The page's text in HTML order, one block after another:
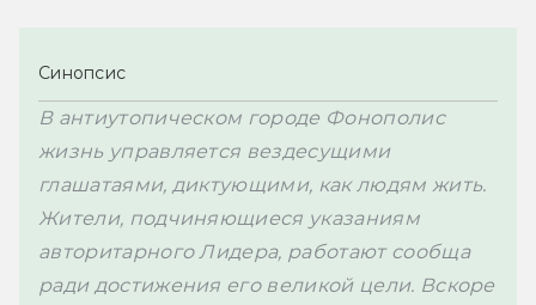
Синопсис
В антиутопическом городе Фонополис
жизнь управляется вездесущими
глашатаями, диктующими, как людям жить.
Жители, подчиняющиеся указаниям
авторитарного Лидера, работают сообща
ради достижения его великой цели. Вскоре